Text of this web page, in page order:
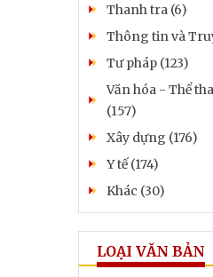
Thanh tra (6)
Thông tin và
Tư pháp (123)
Văn hóa - Thể
(157)
Xây dựng (176)
Y tế (174)
Khác (30)
LOẠI VĂN BẢN